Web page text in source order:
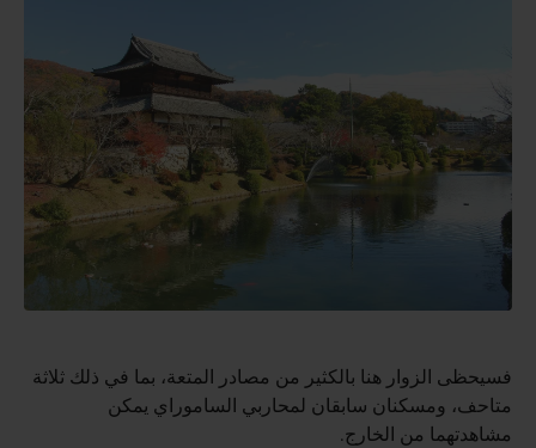
فسيحظى الزوار هنا بالكثير من مصادر المتعة، بما في ذلك ثلاثة
متاحف، ومسكنان سابقان لمحاربي الساموراي يمكن
مشاهدتهما من الخارج.